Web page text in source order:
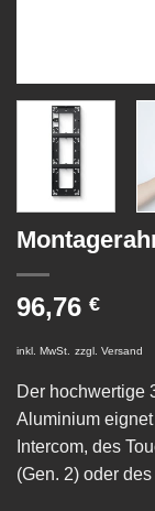
96,76 €
inkl. MwSt. zzgl. Versand
Der hochwertige
Aluminium
Intercom, des
(Gen. 2) oder